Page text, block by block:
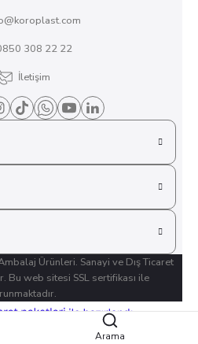
308 22 22
İletişim
Ürünleri. Sanayi ve Dış Ticaret
Bu web sitesi SSL sertifikası ile
Arama
e-
paketleri
ile